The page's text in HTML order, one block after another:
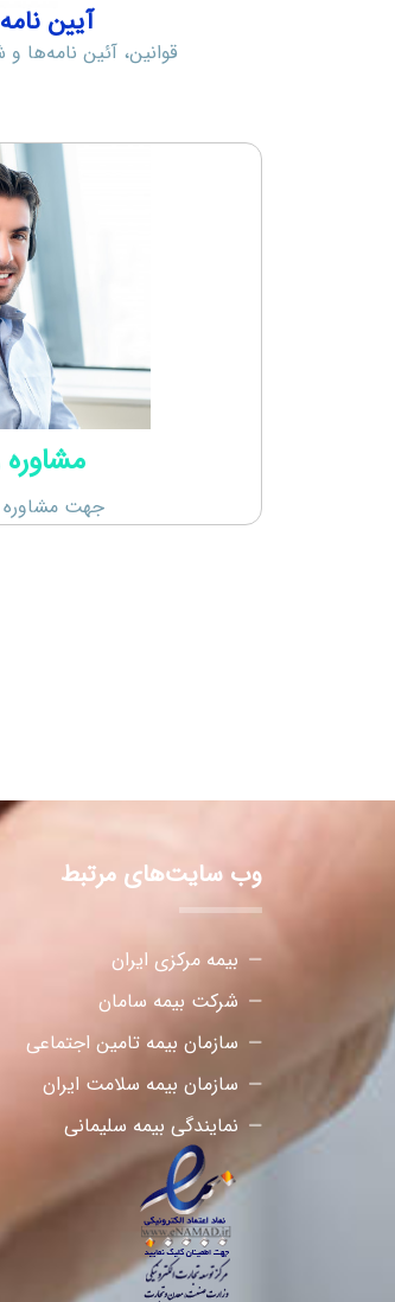
آیین نامه شماره
قوانین، آئین نامه‌‌ها
جهت مشاوره
وب سایت‌های مرتبط
بیمه مرکزی ایران
شرکت بیمه سامان
سازمان بیمه تامین اجتماعی
سازمان بیمه سلامت ایران
نمایندگی بیمه سلیمانی